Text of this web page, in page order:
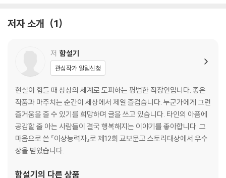
14. 초능력은 쓰기 나름
저자 소개 1
저 함설기
관심작가 알림신청
현실이 힘들 때 상상의 세계로 도피하는 평범한 직장인입니다. 좋은
작품과 마주치는 순간이 세상에서 제일 즐겁습니다. 누군가에게 그런
즐거움을 줄 수 있기를 희망하며 글을 쓰고 있습니다. 타인의 아픔에
공감할 줄 아는 사람들이 결국 행복해지는 이야기를 좋아합니다. 그
마음으로 쓴 『이상능력자』로 제12회 교보문고 스토리대상에서 우수
상을 받았습니다.
함설기의 다른 상품